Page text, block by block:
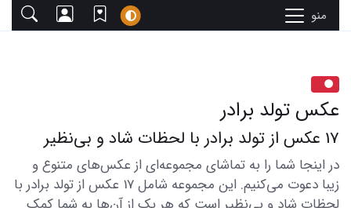
منو
عکس تولد برادر
17 عکس از تولد برادر با لحظات شاد و بی‌نظیر
در اینجا شما را به تماشای مجموعه‌ای از عکس‌های متنوع و
زیبا دعوت می‌کنیم. این مجموعه شامل 17 عکس از تولد برادر با